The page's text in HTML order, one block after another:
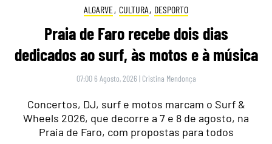
ALGARVE, CULTURA, DESPORTO
Praia de Faro recebe dois dias
dedicados ao surf, às motos e à música
07:00 6 Agosto, 2026 | Cristina Mendonça
Concertos, DJ, surf e motos marcam o Surf &
Wheels 2026, que decorre a 7 e 8 de agosto, na
Praia de Faro, com propostas para todos